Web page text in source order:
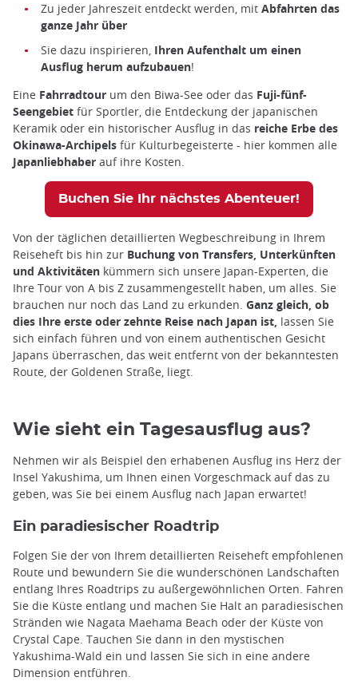
Zu jeder Jahreszeit entdeckt werden, mit Abfahrten das
ganze Jahr über
Sie dazu inspirieren, Ihren Aufenthalt um einen
Ausflug herum aufzubauen!
Eine Fahrradtour um den Biwa-See oder das Fuji-fünf-
Seengebiet für Sportler, die Entdeckung der japanischen
Keramik oder ein historischer Ausflug in das reiche Erbe des
Okinawa-Archipels für Kulturbegeisterte - hier kommen alle
Japanliebhaber auf ihre Kosten.
Buchen Sie Ihr nächstes Abenteuer!
Von der täglichen detaillierten Wegbeschreibung in Ihrem
Reiseheft bis hin zur Buchung von Transfers, Unterkünften
und Aktivitäten kümmern sich unsere Japan-Experten, die
Ihre Tour von A bis Z zusammengestellt haben, um alles. Sie
brauchen nur noch das Land zu erkunden. Ganz gleich, ob
dies Ihre erste oder zehnte Reise nach Japan ist, lassen Sie
sich einfach führen und von einem authentischen Gesicht
Japans überraschen, das weit entfernt von der bekanntesten
Route, der Goldenen Straße, liegt.
Wie sieht ein Tagesausflug aus?
Nehmen wir als Beispiel den erhabenen Ausflug ins Herz der
Insel Yakushima, um Ihnen einen Vorgeschmack auf das zu
geben, was Sie bei einem Ausflug nach Japan erwartet!
Ein paradiesischer Roadtrip
Folgen Sie der von Ihrem detaillierten Reiseheft empfohlenen
Route und bewundern Sie die wunderschönen Landschaften
entlang Ihres Roadtrips zu außergewöhnlichen Orten. Fahren
Sie die Küste entlang und machen Sie Halt an paradiesischen
Stränden wie Nagata Maehama Beach oder der Küste von
Crystal Cape. Tauchen Sie dann in den mystischen
Yakushima-Wald ein und lassen Sie sich in eine andere
Dimension entführen.